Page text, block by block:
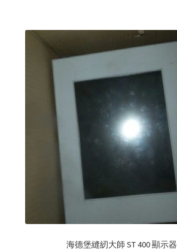
海德堡縫紉大師 ST 400 顯示器